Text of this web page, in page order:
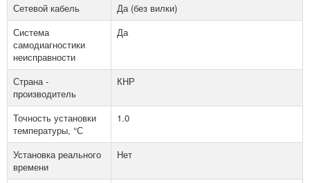
Сетевой кабель
Да (без вилки)
Система
самодиагностики
неисправности
Да
Страна -
производитель
КНР
Точность установки
температуры, °С
1.0
Установка реального
времени
Нет